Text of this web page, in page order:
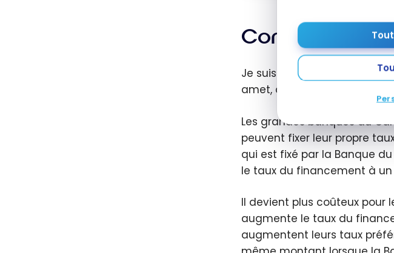
Comment le
Je suis un bloc de texte.
amet, consectetur
Les grandes banques du
peuvent fixer leur propre
qui est fixé par la Banque
le taux du financement à un
Il devient plus coûteux pour
augmente le taux du
augmentent leurs taux